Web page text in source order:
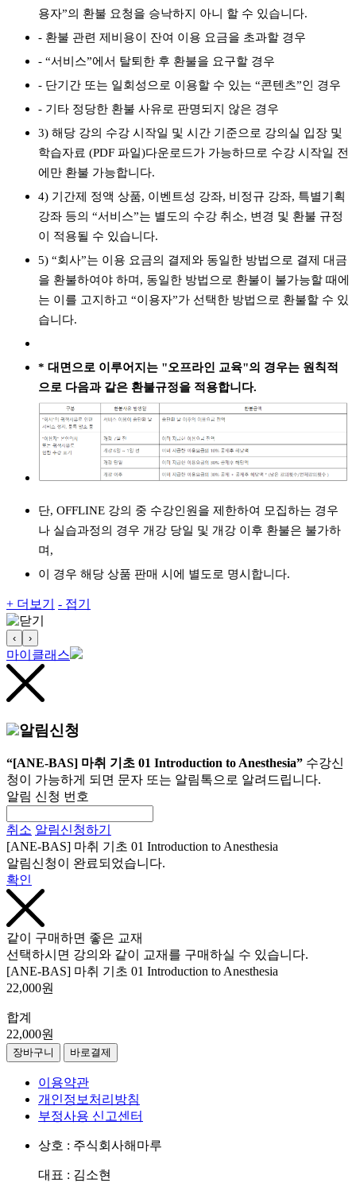
용자”의 환불 요청을 승낙하지 아니 할 수 있습니다.
- 환불 관련 제비용이 잔여 이용 요금을 초과할 경우
- “서비스”에서 탈퇴한 후 환불을 요구할 경우
- 단기간 또는 일회성으로 이용할 수 있는 “콘텐츠”인 경우
- 기타 정당한 환불 사유로 판명되지 않은 경우
3) 해당 강의 수강 시작일 및 시간 기준으로 강의실 입장 및
학습자료 (PDF 파일)다운로드가 가능하므로 수강 시작일 전
에만 환불 가능합니다.
4) 기간제 정액 상품, 이벤트성 강좌, 비정규 강좌, 특별기획
강좌 등의 “서비스”는 별도의 수강 취소, 변경 및 환불 규정
이 적용될 수 있습니다.
5) “회사”는 이용 요금의 결제와 동일한 방법으로 결제 대금
을 환불하여야 하며, 동일한 방법으로 환불이 불가능할 때에
는 이를 고지하고 “이용자”가 선택한 방법으로 환불할 수 있
습니다.
* 대면으로 이루어지는 "오프라인 교육"의 경우는 원칙적
으로 다음과 같은 환불규정을 적용합니다.
단, OFFLINE 강의 중 수강인원을 제한하여 모집하는 경우
나 실습과정의 경우 개강 당일 및 개강 이후 환불은 불가하
며,
이 경우 해당 상품 판매 시에 별도로 명시합니다.
+ 더보기 - 접기
‹ ›
마이클래스
알림신청
“[ANE-BAS] 마취 기초 01 Introduction to Anesthesia” 수강신
청이 가능하게 되면 문자 또는 알림톡으로 알려드립니다.
알림 신청 번호
취소 알림신청하기
[ANE-BAS] 마취 기초 01 Introduction to Anesthesia
알림신청이 완료되었습니다.
확인
같이 구매하면 좋은 교재
선택하시면 강의와 같이 교재를 구매하실 수 있습니다.
[ANE-BAS] 마취 기초 01 Introduction to Anesthesia
22,000원
합계
22,000원
장바구니 바로결제
이용약관
개인정보처리방침
부정사용 신고센터
상호 : 주식회사해마루
대표 : 김소현